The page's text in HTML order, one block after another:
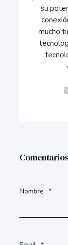
su
mucho
Comentarios
Nombre *